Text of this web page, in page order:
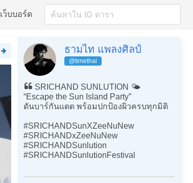
เว็บบอร์ด
ธามไท แพลงศิลป์
@timethai
SRICHAND SUNLUTION 🌤️
“Escape the Sun Island Party”
ดันบาร์กันแดด พร้อมปกป้องผิวครบทุกมิติ
#SRICHANDSunXZeeNuNew
#SRICHANDxZeeNuNew
#SRICHANDSunlution
#SRICHANDSunlutionFestival